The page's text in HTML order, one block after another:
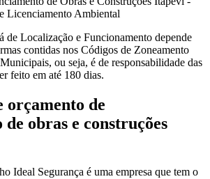
de Localização e Funcionamento depende
contidas nos Códigos de Zoneamento
ou seja, é de responsabilidade das
feito em até 180 dias.
orçamento de
obras e construções
Ideal Segurança é uma empresa que tem o